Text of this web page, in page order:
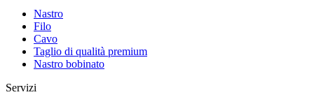
Nastro
Filo
Cavo
Taglio di qualità premium
Nastro bobinato
Servizi